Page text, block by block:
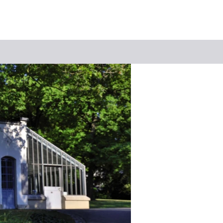
Suchbegriff
Das könnte Sie interessieren
Stadtführungen
Events & Tickets
Ausflugsziele
Erlebnisse
Wein
Radfahren
Wandern